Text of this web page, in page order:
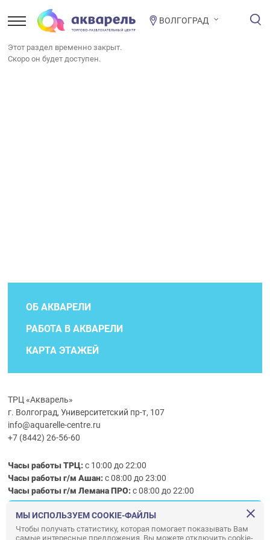
ВОЛГОГРАД
Этот раздел временно закрыт.
Скоро он будет доступен.
ОБ АКВАРЕЛИ
РАБОТА В АКВАРЕЛИ
КАРТА ЭТАЖЕЙ
ТРЦ «Акварель»
г. Волгоград, Университетский пр-т, 107
info@aquarelle-centre.ru
+7 (8442) 26-56-60
Часы работы ТРЦ:с 10:00 до 22:00
Часы работы г/м Ашан:с 08:00 до 23:00
Часы работыг/мЛемана ПРО:с 08:00 до 22:00
Правила посещения ТРЦ «Акварель»
МЫ ИСПОЛЬЗУЕМ COOKIE-ФАЙЛЫ
Чтобы получать статистику, которая помогает показывать Вам
самые интересные предложения. Вы можете отключить cookie-